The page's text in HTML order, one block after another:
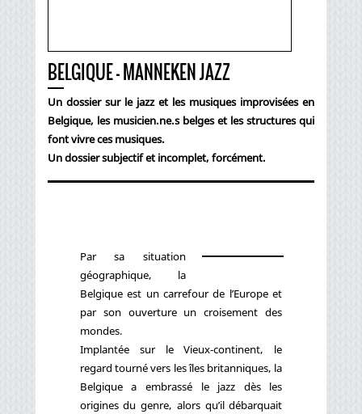
BELGIQUE - MANNEKEN JAZZ
Un dossier sur le jazz et les musiques improvisées en
Belgique, les musicien.ne.s belges et les structures qui
font vivre ces musiques.
Un dossier subjectif et incomplet, forcément.
Par sa situation
géographique, la
Belgique est un carrefour de l’Europe et
par son ouverture un croisement des
mondes.
Implantée sur le Vieux-continent, le
regard tourné vers les îles britanniques, la
Belgique a embrassé le jazz dès les
origines du genre, alors qu’il débarquait